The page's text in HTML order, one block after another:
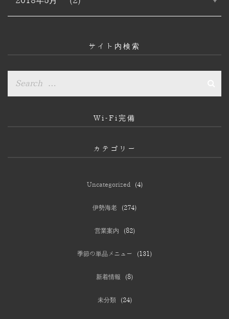
カ
サイト内検索
Wi-Fi完備
カテゴリー
Uncategorized (4)
伊勢海老 (274)
営業案内 (82)
季節の単品メニュー (131)
新着情報 (8)
未分類(24)